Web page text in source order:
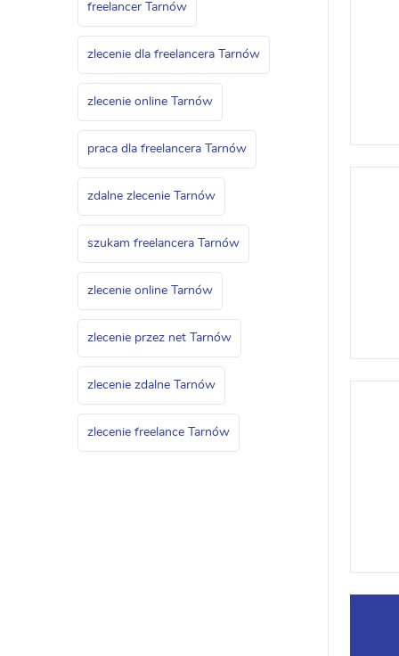
freelancer Tarnów
zlecenie dla freelancera Tarnów
zlecenie online Tarnów
praca dla freelancera Tarnów
zdalne zlecenie Tarnów
szukam freelancera Tarnów
zlecenie online Tarnów
zlecenie przez net Tarnów
zlecenie zdalne Tarnów
zlecenie freelance Tarnów